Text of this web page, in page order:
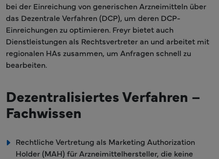
bei der Einreichung von generischen Arzneimitteln über
das Dezentrale Verfahren (DCP), um deren DCP-
Einreichungen zu optimieren. Freyr bietet auch
Dienstleistungen als Rechtsvertreter an und arbeitet mit
regionalen HAs zusammen, um Anfragen schnell zu
bearbeiten.
Dezentralisiertes Verfahren –
Fachwissen
Rechtliche Vertretung als Marketing Authorization
Holder (MAH) für Arzneimittelhersteller, die keine